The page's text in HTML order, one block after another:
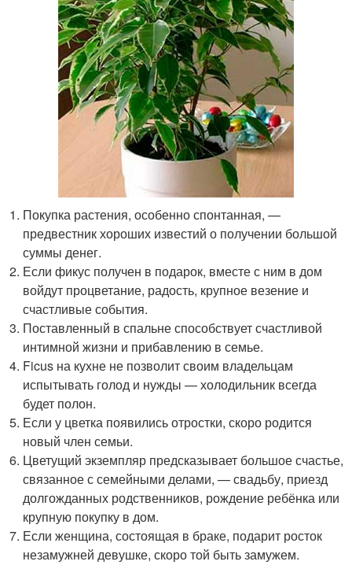
Покупка растения, особенно спонтанная, —
предвестник хороших известий о получении большой
суммы денег.
Если фикус получен в подарок, вместе с ним в дом
войдут процветание, радость, крупное везение и
счастливые события.
Поставленный в спальне способствует счастливой
интимной жизни и прибавлению в семье.
Ficus на кухне не позволит своим владельцам
испытывать голод и нужды — холодильник всегда
будет полон.
Если у цветка появились отростки, скоро родится
новый член семьи.
Цветущий экземпляр предсказывает большое счастье,
связанное с семейными делами, — свадьбу, приезд
долгожданных родственников, рождение ребёнка или
крупную покупку в дом.
Если женщина, состоящая в браке, подарит росток
незамужней девушке, скоро той быть замужем.